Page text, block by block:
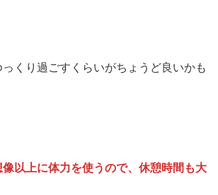
くり過ごすくらいがちょうど良いかも
以上に体力を使うので、休憩時間も大